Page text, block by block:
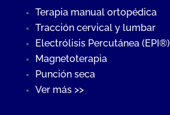
Terapia manual ortopédica
Tracción cervical y lumbar
Electrólisis Percutánea (EPI®)
Magnetoterapia
Punción seca
Ver más >>